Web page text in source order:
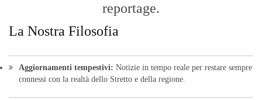
reportage.
La Nostra Filosofia
Aggiornamenti tempestivi: Notizie in tempo reale per restare sempre
connessi con la realtà dello Stretto e della regione.